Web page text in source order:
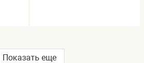
Показать еще